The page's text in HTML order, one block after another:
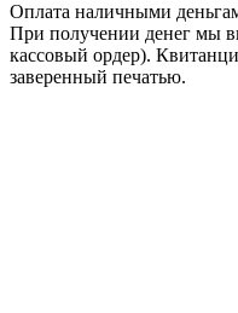
Оплата наличными
При получении денег мы
кассовый ордер).
заверенный печатью.